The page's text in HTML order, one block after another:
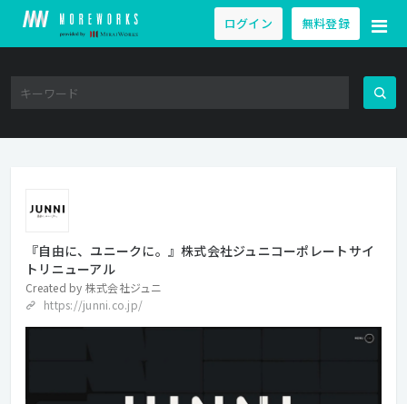
ログイン 無料登録
『自由に、ユニークに。』株式会社ジュニコーポレートサイ
トリニューアル
Created by 株式会社ジュニ
https://junni.co.jp/